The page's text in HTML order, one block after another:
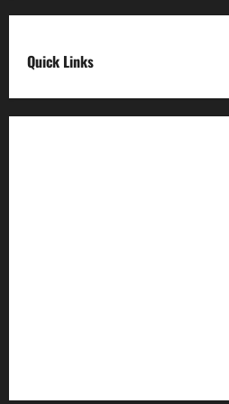
Quick Links